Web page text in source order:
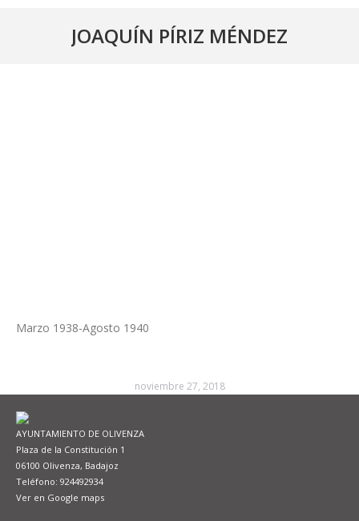
JOAQUÍN PÍRIZ MÉNDEZ
Marzo 1938-Agosto 1940
noviembre 27, 2018
AYUNTAMIENTO DE OLIVENZA
Plaza de la Constitución 1
06100 Olivenza, Badajoz
Teléfono: 924492934
Ver en Google maps